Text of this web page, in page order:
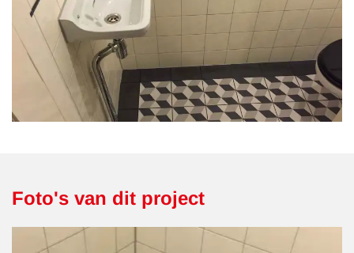
Foto's van dit project